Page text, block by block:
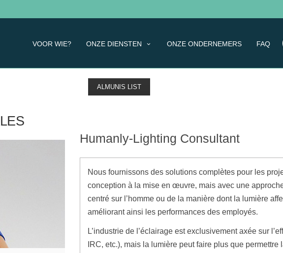
VOOR WIE? ONZE DIENSTEN ONZE ONDERNEMERS FAQ
ALMUNIS LIST
Humanly-Lighting Consultant
Nous fournissons des solutions complètes pour les
conception à la mise en œuvre, mais avec une
centré sur l’homme ou de la manière dont la lumière
améliorant ainsi les performances des employés.
L’industrie de l’éclairage est exclusivement axée sur
IRC, etc.), mais la lumière peut faire plus que